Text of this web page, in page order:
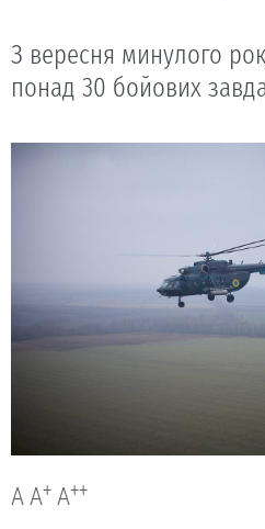
З вересня минулого
понад 30 бойових
A A+ A++